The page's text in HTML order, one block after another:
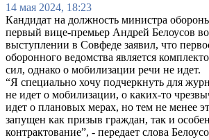
14 мая 2024, 18:23
Кандидат на должность министра
первый вице-премьер Андрей Белоусов
выступлении в Совфеде заявил, что
оборонного ведомства является
сил, однако о мобилизации речи не идет.
“Я специально хочу подчеркнуть для
не идет о мобилизации, о каких-то
идет о плановых мерах, но тем не менее
запущен как призыв граждан, так и
контрактование”, - передает слова